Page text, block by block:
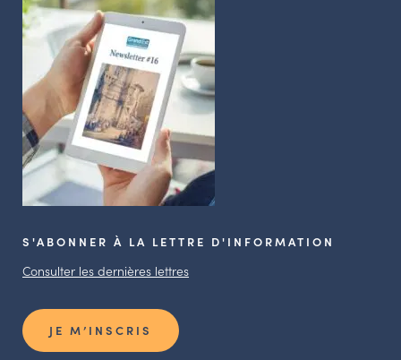
S'ABONNER À LA LETTRE D'INFORMATION
Consulter les dernières lettres
JE M’INSCRIS